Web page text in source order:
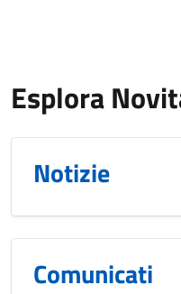
Esplora
Notizie
Comunicati